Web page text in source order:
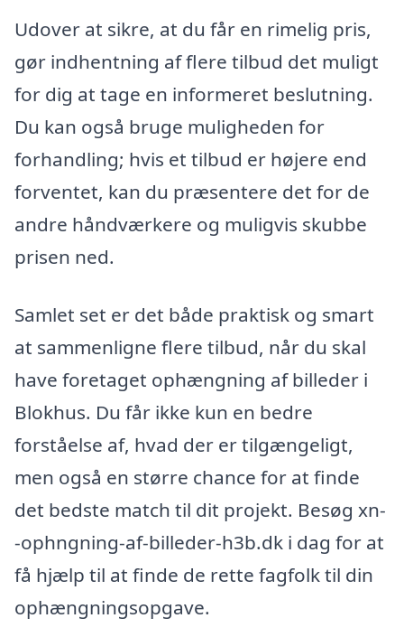
Udover at sikre, at du får en rimelig pris,
gør indhentning af flere tilbud det muligt
for dig at tage en informeret beslutning.
Du kan også bruge muligheden for
forhandling; hvis et tilbud er højere end
forventet, kan du præsentere det for de
andre håndværkere og muligvis skubbe
prisen ned.
Samlet set er det både praktisk og smart
at sammenligne flere tilbud, når du skal
have foretaget ophængning af billeder i
Blokhus. Du får ikke kun en bedre
forståelse af, hvad der er tilgængeligt,
men også en større chance for at finde
det bedste match til dit projekt. Besøg xn-
-ophngning-af-billeder-h3b.dk i dag for at
få hjælp til at finde de rette fagfolk til din
ophængningsopgave.